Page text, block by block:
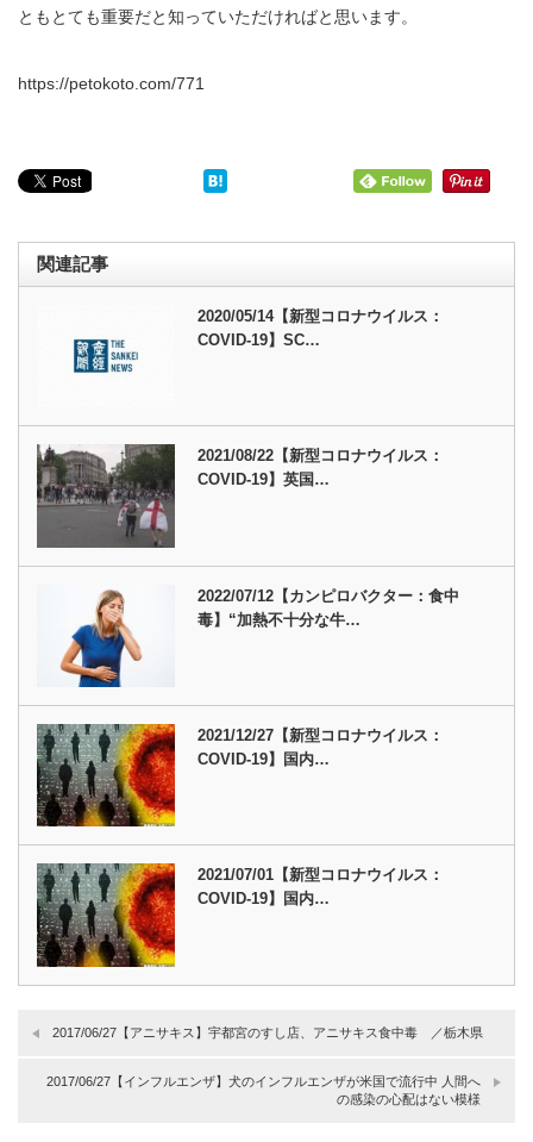
ともとても重要だと知っていただければと思います。
https://petokoto.com/771
関連記事
2020/05/14【新型コロナウイルス：
COVID-19】SC…
2021/08/22【新型コロナウイルス：
COVID-19】英国…
2022/07/12【カンピロバクター：食中
毒】“加熱不十分な牛…
2021/12/27【新型コロナウイルス：
COVID-19】国内…
2021/07/01【新型コロナウイルス：
COVID-19】国内…
2017/06/27【アニサキス】宇都宮のすし店、アニサキス食中毒 ／栃木県
2017/06/27【インフルエンザ】犬のインフルエンザが米国で流行中 人間へ
の感染の心配はない模様